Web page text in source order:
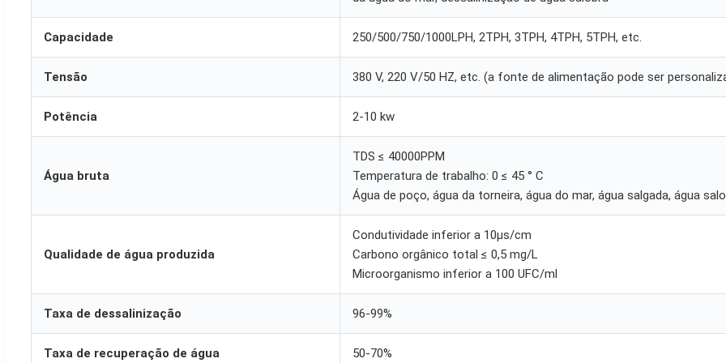
Capacidade 250/500/750/1000LPH, 2TPH, 3TPH, 4TPH, 5TPH, etc.
Tensão 380 V, 220 V/50 HZ, etc. (a fonte de alimentação pode ser
Potência 2-10 kw
Água bruta
TDS ≤ 40000PPM
Temperatura de trabalho: 0 ≤ 45 ° C
Água de poço, água da torneira, água do mar, água salgada, água
Qualidade de água produzida
Condutividade inferior a 10μs/cm
Carbono orgânico total ≤ 0,5 mg/L
Microorganismo inferior a 100 UFC/ml
Taxa de dessalinização 96-99%
Taxa de recuperação de água 50-70%